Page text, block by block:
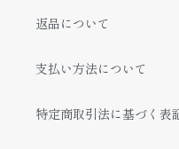
返品について
支払い方法について
特定商取引法に基づく表